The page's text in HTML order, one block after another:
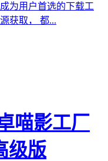
为用户首选的下载工
获取， 都...
喵影工厂
级版